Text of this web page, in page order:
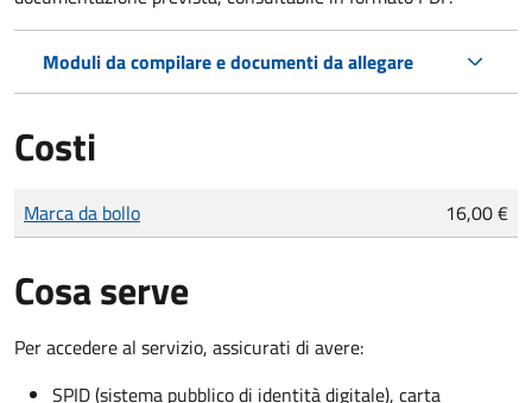
Moduli da compilare e documenti da allegare
Costi
Tipo di pagamento
Importo
Marca da bollo 16,00 €
Cosa serve
Per accedere al servizio, assicurati di avere:
SPID (sistema pubblico di identità digitale), carta